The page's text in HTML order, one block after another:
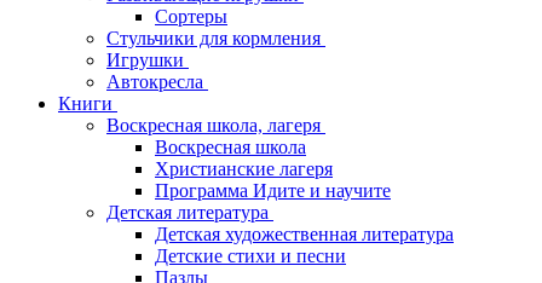
Сортеры
Стульчики для кормления
Игрушки
Автокресла
Книги
Воскресная школа, лагеря
Воскресная школа
Христианские лагеря
Программа Идите и научите
Детская литература
Детская художественная литература
Детские стихи и песни
Пазлы